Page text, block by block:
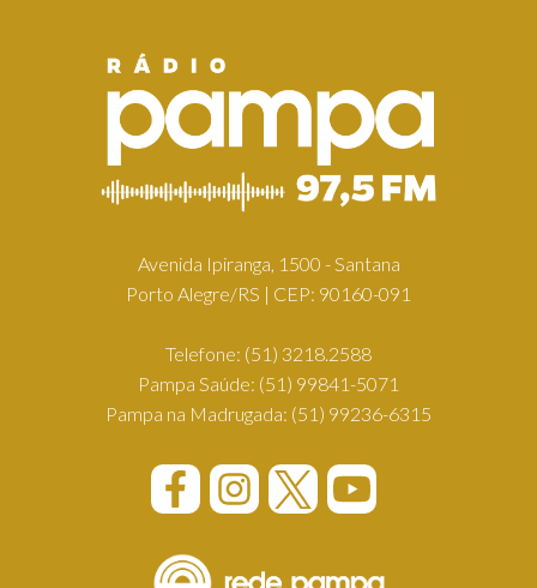
Avenida Ipiranga, 1500 - Santana
Porto Alegre/RS | CEP: 90160-091
Telefone: (51) 3218.2588
Pampa Saúde: (51) 99841-5071
Pampa na Madrugada: (51) 99236-6315